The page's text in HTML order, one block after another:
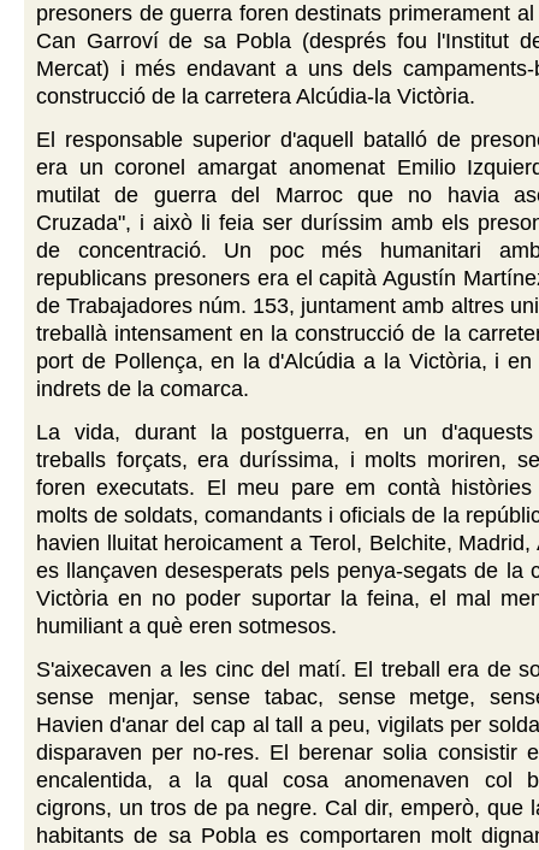
presoners de guerra foren destinats primerament
Can Garroví de sa Pobla (després fou l'Institut
Mercat) i més endavant a uns dels
construcció de la carretera Alcúdia-la Victòria.
El responsable superior d'aquell batalló de
era un coronel amargat anomenat Emilio
mutilat de guerra del Marroc que no havia
Cruzada", i això li feia ser duríssim amb els
de concentració. Un poc més humanitari
republicans presoners era el capità Agustín
de Trabajadores núm. 153, juntament amb altres
treballà intensament en la construcció de la
port de Pollença, en la d'Alcúdia a la Victòria, i en
indrets de la comarca.
La vida, durant la postguerra, en un
treballs forçats, era duríssima, i molts moriren,
foren executats. El meu pare em contà històries
molts de soldats, comandants i oficials de la
havien lluitat heroicament a Terol, Belchite, Madrid,
es llançaven desesperats pels penya-segats de la
Victòria en no poder suportar la feina, el mal
humiliant a què eren sotmesos.
S'aixecaven a les cinc del matí. El treball era de
sense menjar, sense tabac, sense metge,
Havien d'anar del cap al tall a peu, vigilats per
disparaven per no-res. El berenar solia consistir
encalentida, a la qual cosa anomenaven col
cigrons, un tros de pa negre. Cal dir, emperò, que
habitants de sa Pobla es comportaren molt